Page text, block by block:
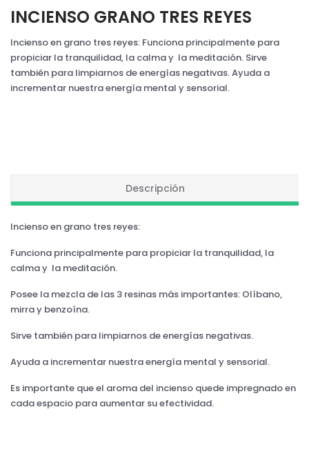
INCIENSO GRANO TRES REYES
Incienso en grano tres reyes: Funciona principalmente para
propiciar la tranquilidad, la calma y la meditación. Sirve
también para limpiarnos de energías negativas. Ayuda a
incrementar nuestra energía mental y sensorial.
Descripción
Incienso en grano tres reyes:
Funciona principalmente para propiciar la tranquilidad, la
calma y la meditación.
Posee la mezcla de las 3 resinas más importantes: Olíbano,
mirra y benzoína.
Sirve también para limpiarnos de energías negativas.
Ayuda a incrementar nuestra energía mental y sensorial.
Es importante que el aroma del incienso quede impregnado en
cada espacio para aumentar su efectividad.